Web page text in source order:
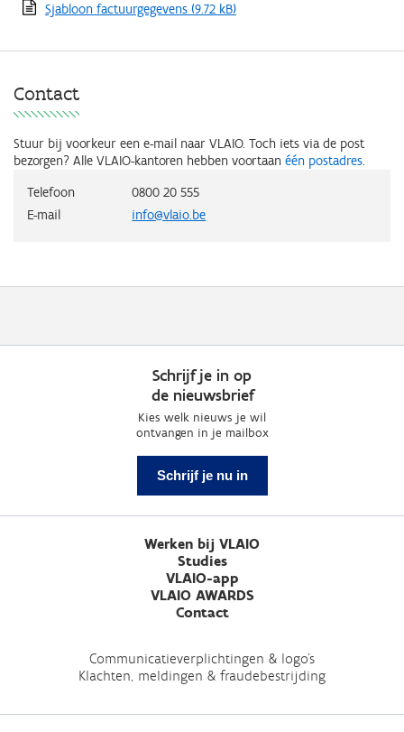
Sjabloon factuurgegevens (9.72 kB)
Contact
Stuur bij voorkeur een e-mail naar VLAIO. Toch iets via de post
bezorgen? Alle VLAIO-kantoren hebben voortaan één postadres.
Telefoon
0800 20 555
E-mail
info@vlaio.be
Schrijf je in op
de nieuwsbrief
Kies welk nieuws je wil
ontvangen in je mailbox
Schrijf je nu in
Werken bij VLAIO
Studies
VLAIO-app
VLAIO AWARDS
Contact
Communicatieverplichtingen & logo's
Klachten, meldingen & fraudebestrijding